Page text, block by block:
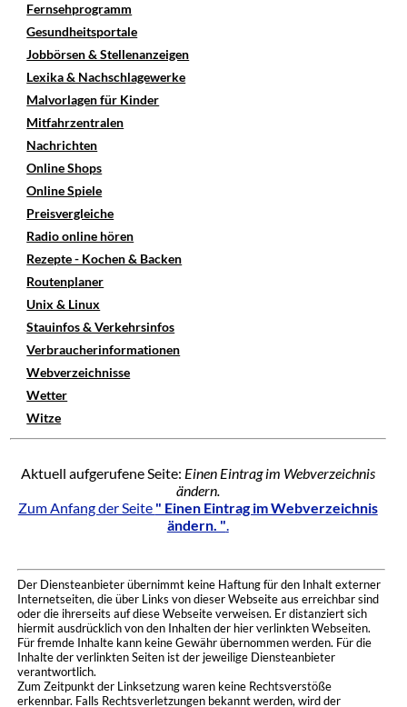
Fernsehprogramm
Gesundheitsportale
Jobbörsen & Stellenanzeigen
Lexika & Nachschlagewerke
Malvorlagen für Kinder
Mitfahrzentralen
Nachrichten
Online Shops
Online Spiele
Preisvergleiche
Radio online hören
Rezepte - Kochen & Backen
Routenplaner
Unix & Linux
Stauinfos & Verkehrsinfos
Verbraucherinformationen
Webverzeichnisse
Wetter
Witze
Aktuell aufgerufene Seite: Einen Eintrag im Webverzeichnis
ändern.
Zum Anfang der Seite " Einen Eintrag im Webverzeichnis
ändern. ".
Der Diensteanbieter übernimmt keine Haftung für den Inhalt externer
Internetseiten, die über Links von dieser Webseite aus erreichbar sind
oder die ihrerseits auf diese Webseite verweisen. Er distanziert sich
hiermit ausdrücklich von den Inhalten der hier verlinkten Webseiten.
Für fremde Inhalte kann keine Gewähr übernommen werden. Für die
Inhalte der verlinkten Seiten ist der jeweilige Diensteanbieter
verantwortlich.
Zum Zeitpunkt der Linksetzung waren keine Rechtsverstöße
erkennbar. Falls Rechtsverletzungen bekannt werden, wird der